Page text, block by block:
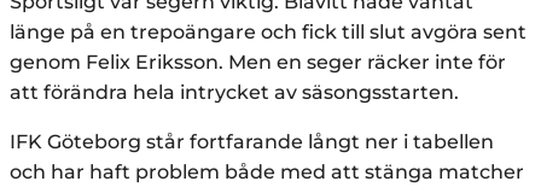
länge på en trepoängare och fick till slut avgöra sent
genom Felix Eriksson. Men en seger räcker inte för
att förändra hela intrycket av säsongsstarten.
IFK Göteborg står fortfarande långt ner i tabellen
och har haft problem både med att stänga matcher